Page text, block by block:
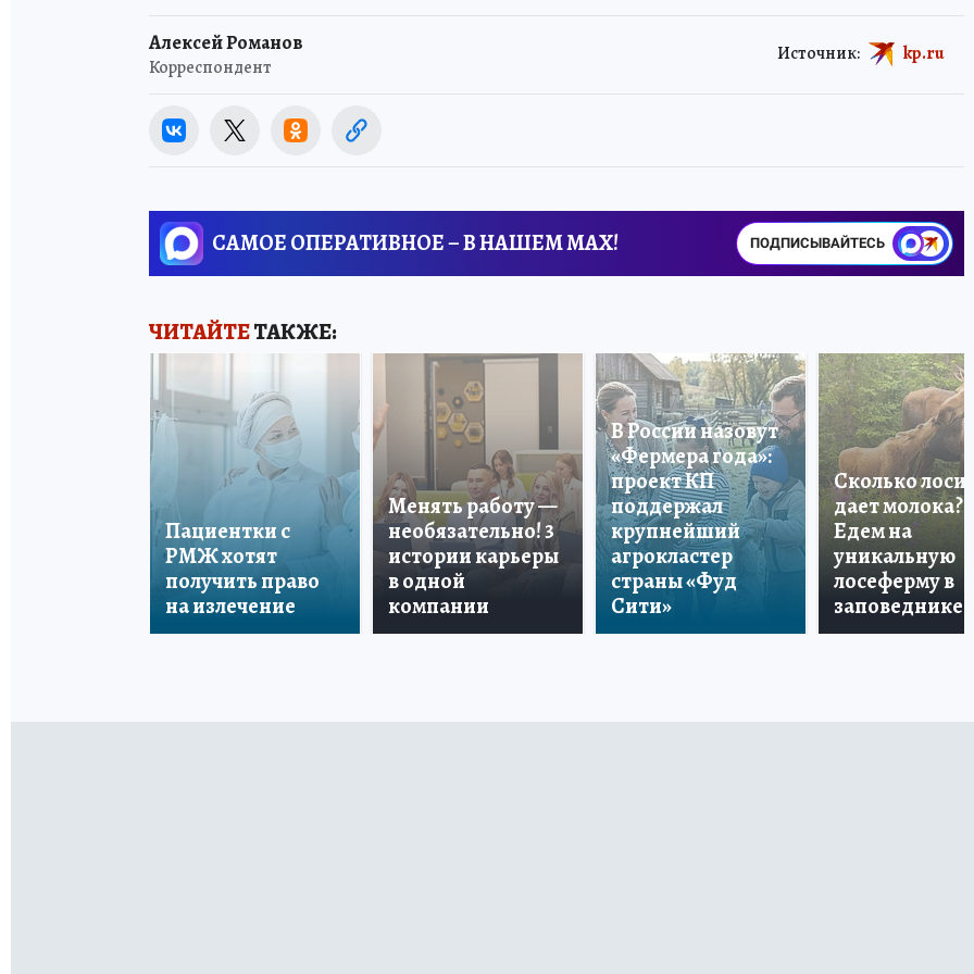
Алексей Романов
Корреспондент
Источник: kp.ru
САМОЕ ОПЕРАТИВНОЕ – В НАШЕМ MAX! ПОДПИСЫВАЙТЕСЬ
ЧИТАЙТЕТАКЖЕ:
Пациентки с
РМЖ хотят
получить право
на излечение
Менять работу —
необязательно! 3
истории карьеры
в одной
компании
В России назовут
«Фермера года»:
проект КП
поддержал
крупнейший
агрокластер
страны «Фуд
Сити»
Сколько
дает молока?
Едем на
уникальную
лосеферму в
заповеднике!